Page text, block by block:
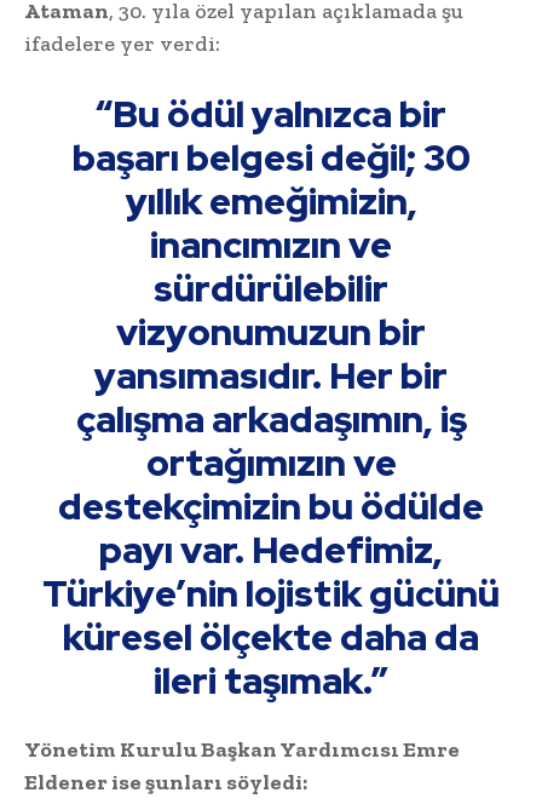
Ataman, 30. yıla özel yapılan açıklamada şu
ifadelere yer verdi:
“Bu ödül yalnızca bir
başarı belgesi değil; 30
yıllık emeğimizin,
inancımızın ve
sürdürülebilir
vizyonumuzun bir
yansımasıdır. Her bir
çalışma arkadaşımın, iş
ortağımızın ve
destekçimizin bu ödülde
payı var. Hedefimiz,
Türkiye’nin lojistik gücünü
küresel ölçekte daha da
ileri taşımak.”
Yönetim Kurulu Başkan Yardımcısı Emre
Eldener ise şunları söyledi: